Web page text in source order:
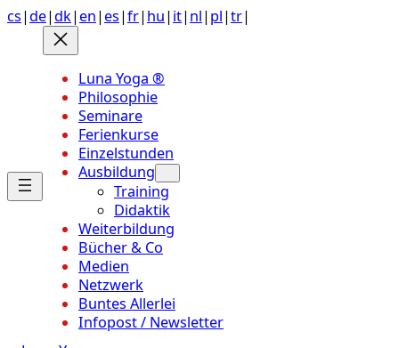
Anchor
Zum
Inhalt
springen
cs|de|dk| en| es|fr| hu| it| nl| pl|tr|
Luna Yoga ®
Philosophie
Seminare
Ferienkurse
Einzelstunden
Ausbildung
Training
Didaktik
Weiterbildung
Bücher & Co
Medien
Netzwerk
Buntes Allerlei
Infopost / Newsletter